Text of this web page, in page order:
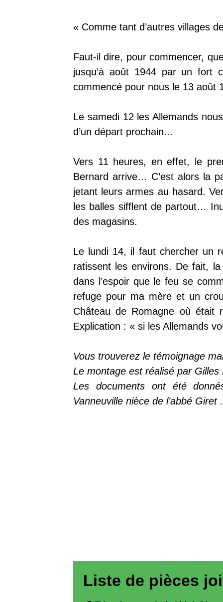
« Comme tant d’autres villages
Faut-il dire, pour commencer,
jusqu’à août 1944 par un fort
commencé pour nous le 13 août
Le samedi 12 les Allemands
d’un départ prochain...
Vers 11 heures, en effet, le
Bernard arrive… C’est alors la
jetant leurs armes au hasard.
les balles sifflent de partout…
des magasins.
Le lundi 14, il faut chercher un
ratissent les environs. De fait,
dans l’espoir que le feu se
refuge pour ma mère et un
Château de Romagne où était
Explication : « si les Allemands
Vous trouverez le témoignage
Le montage est réalisé par Gilles
Les documents ont été
Vanneuville nièce de l’abbé Giret .
Liste de pièces